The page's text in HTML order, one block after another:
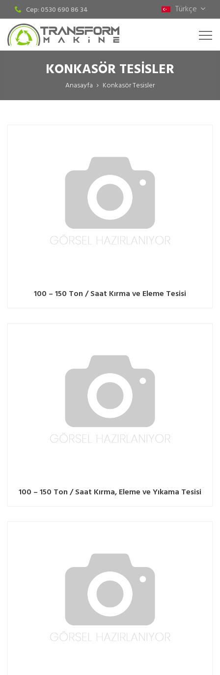
Cep: 0530 690 86 34 Türkçe
KONKASÖR TESISLER
Anasayfa Konkasör Tesisler
100 – 150 Ton / Saat Kırma ve Eleme Tesisi
100 – 150 Ton / Saat Kırma, Eleme ve Yıkama Tesisi